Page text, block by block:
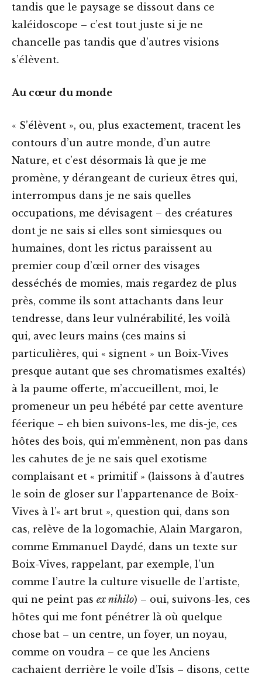
tandis que le paysage se dissout dans ce
kaléidoscope – c’est tout juste si je ne
chancelle pas tandis que d’autres visions
s’élèvent.
Au cœur du monde
« S’élèvent », ou, plus exactement, tracent les
contours d’un autre monde, d’un autre
Nature, et c’est désormais là que je me
promène, y dérangeant de curieux êtres qui,
interrompus dans je ne sais quelles
occupations, me dévisagent – des créatures
dont je ne sais si elles sont simiesques ou
humaines, dont les rictus paraissent au
premier coup d’œil orner des visages
desséchés de momies, mais regardez de plus
près, comme ils sont attachants dans leur
tendresse, dans leur vulnérabilité, les voilà
qui, avec leurs mains (ces mains si
particulières, qui « signent » un Boix-Vives
presque autant que ses chromatismes exaltés)
à la paume offerte, m’accueillent, moi, le
promeneur un peu hébété par cette aventure
féerique – eh bien suivons-les, me dis-je, ces
hôtes des bois, qui m’emmènent, non pas dans
les cahutes de je ne sais quel exotisme
complaisant et « primitif » (laissons à d’autres
le soin de gloser sur l’appartenance de Boix-
Vives à l’« art brut », question qui, dans son
cas, relève de la logomachie, Alain Margaron,
comme Emmanuel Daydé, dans un texte sur
Boix-Vives, rappelant, par exemple, l’un
comme l’autre la culture visuelle de l’artiste,
qui ne peint pas ex nihilo) – oui, suivons-les, ces
hôtes qui me font pénétrer là où quelque
chose bat – un centre, un foyer, un noyau,
comme on voudra – ce que les Anciens
cachaient derrière le voile d’Isis – disons, cette